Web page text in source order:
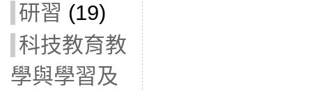
研習 (19)
科技教育教
學與學習及